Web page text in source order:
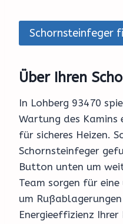
Schornsteinfeger
Über Ihren
In Lohberg 93470
Wartung des Kamins
für sicheres Heizen.
Schornsteinfeger
Button unten um
Team sorgen für
um
Energieeffizienz